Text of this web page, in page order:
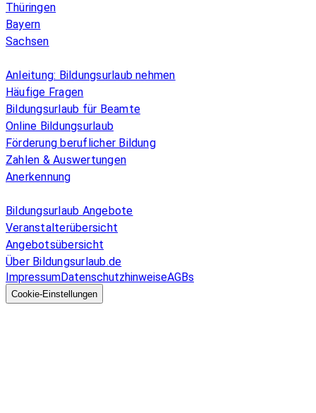
Thüringen
Bayern
Sachsen
Anleitung: Bildungsurlaub nehmen
Häufige Fragen
Bildungsurlaub für Beamte
Online Bildungsurlaub
Förderung beruflicher Bildung
Zahlen & Auswertungen
Anerkennung
Bildungsurlaub Angebote
Veranstalterübersicht
Angebotsübersicht
Über Bildungsurlaub.de
ImpressumDatenschutzhinweiseAGBs
Cookie-Einstellungen